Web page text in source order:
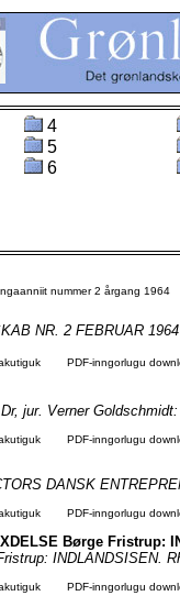
4
5
6
nummer 2 årgang 1964
NR. 2 FEBRUAR
PDF-inngorlugu
jur. Verner
PDF-inngorlugu
DANSK
PDF-inngorlugu
Børge Fristrup:
INDLANDSISEN.
PDF-inngorlugu